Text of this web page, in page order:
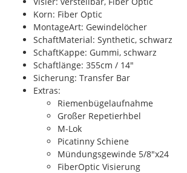
Korn: Fiber Optic
MontageArt: Gewindelöcher
SchaftMaterial: Synthetic, schwarz
SchaftKappe: Gummi, schwarz
Schaftlänge: 355cm / 14"
Sicherung: Transfer Bar
Extras:
Riemenbügelaufnahme
Großer Repetierhbel
M-Lok
Picatinny Schiene
Mündungsgewinde 5/8"x24
FiberOptic Visierung